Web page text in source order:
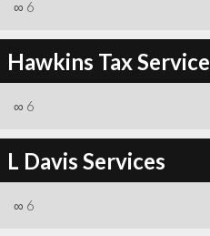
∞ 6
Hawkins Tax Service
∞ 6
L Davis Services
∞ 6